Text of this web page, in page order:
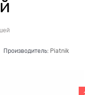
Производитель: Piatnik